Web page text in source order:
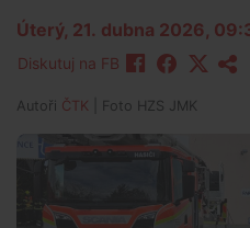
Úterý, 21. dubna 2026,
Diskutuj na FB
Autoři ČTK | Foto HZS JMK